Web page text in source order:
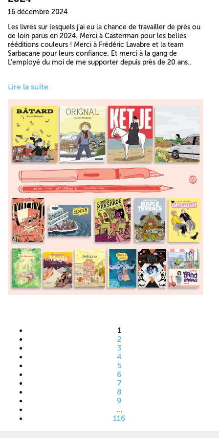
16 décembre 2024
Les livres sur lesquels j’ai eu la chance de travailler de près ou
de loin parus en 2024. Merci à Casterman pour les belles
rééditions couleurs ! Merci à Frédéric Lavabre et la team
Sarbacane pour leurs confiance. Et merci à la gang de
L’employé du moi de me supporter depuis près de 20 ans..
Lire la suite
1
2
3
4
5
6
7
8
9
…
116